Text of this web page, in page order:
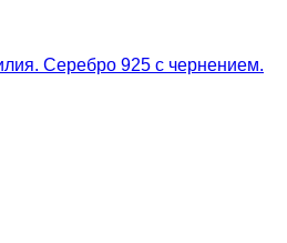
Серебро 925 с чернением.